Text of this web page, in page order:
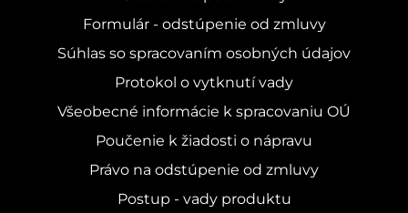
Formulár - odstúpenie od zmluvy
Súhlas so spracovaním osobných údajov
Protokol o vytknutí vady
Všeobecné informácie k spracovaniu OÚ
Poučenie k žiadosti o nápravu
Právo na odstúpenie od zmluvy
Postup - vady produktu